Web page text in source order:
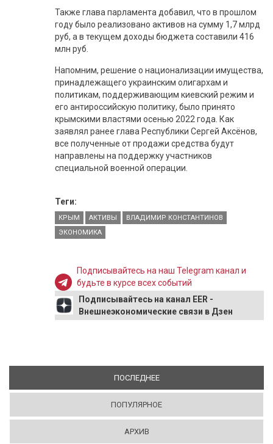
Также глава парламента добавил, что в прошлом
году было реализовано активов на сумму 1,7 млрд
руб, а в текущем доходы бюджета составили 416
млн руб.
Напомним, решение о национализации имущества,
принадлежащего украинским олигархам и
политикам, поддерживающим киевский режим и
его антироссийскую политику, было принято
крымскими властями осенью 2022 года. Как
заявлял ранее глава Республики Сергей Аксёнов,
все полученные от продажи средства будут
направлены на поддержку участников
специальной военной операции.
Теги:
КРЫМ АКТИВЫ
ВЛАДИМИР КОНСТАНТИНОВ
ЭКОНОМИКА
Подписывайтесь на наш Telegram канал и
будьте в курсе всех событий
Подписывайтесь на канал EER -
Внешнеэкономические связи в Дзен
ПОСЛЕДНЕЕ(АКТИВНАЯ ВКЛАДКА)
ПОПУЛЯРНОЕ
АРХИВ